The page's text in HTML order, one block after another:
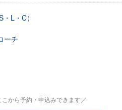
L・C）
ーチ
から予約・申込みできます／